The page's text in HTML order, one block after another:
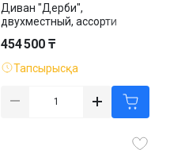
Диван "Дерби",
двухместный, ассорти
454 500 ₸
Тапсырысқа